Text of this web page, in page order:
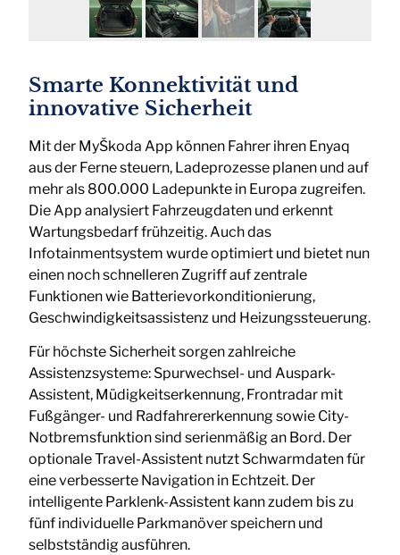
Smarte Konnektivität und
innovative Sicherheit
Mit der MyŠkoda App können Fahrer ihren Enyaq
aus der Ferne steuern, Ladeprozesse planen und auf
mehr als 800.000 Ladepunkte in Europa zugreifen.
Die App analysiert Fahrzeugdaten und erkennt
Wartungsbedarf frühzeitig. Auch das
Infotainmentsystem wurde optimiert und bietet nun
einen noch schnelleren Zugriff auf zentrale
Funktionen wie Batterievorkonditionierung,
Geschwindigkeitsassistenz und Heizungssteuerung.
Für höchste Sicherheit sorgen zahlreiche
Assistenzsysteme: Spurwechsel- und Auspark-
Assistent, Müdigkeitserkennung, Frontradar mit
Fußgänger- und Radfahrererkennung sowie City-
Notbremsfunktion sind serienmäßig an Bord. Der
optionale Travel-Assistent nutzt Schwarmdaten für
eine verbesserte Navigation in Echtzeit. Der
intelligente Parklenk-Assistent kann zudem bis zu
fünf individuelle Parkmanöver speichern und
selbstständig ausführen.